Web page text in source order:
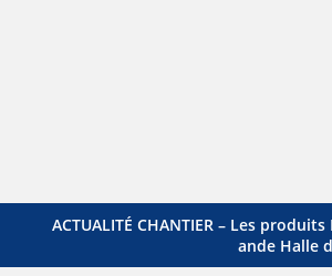
ACTUALITÉ CHANTIER – Les
ande Halle